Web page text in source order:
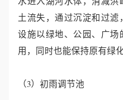
土流失，通过沉淀和过
设施以绿地、公园、广
用，同时也能保持原有绿化
（3）初雨调节池